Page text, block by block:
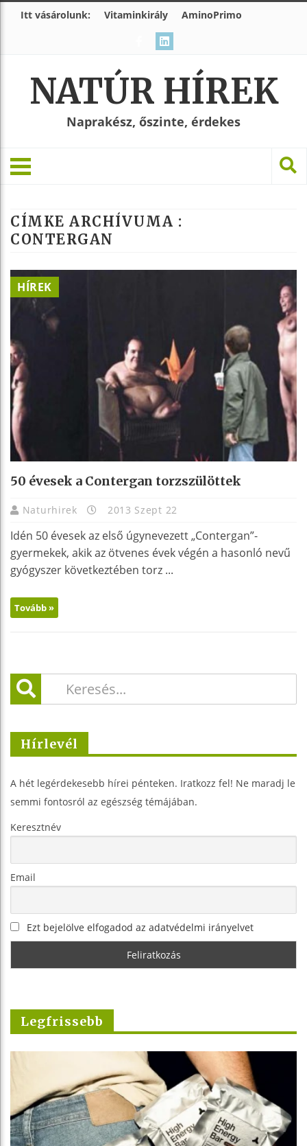
Itt vásárolunk: Vitaminkirály AminoPrimo
NATÚR HÍREK
Naprakész, őszinte, érdekes
CÍMKE ARCHÍVUMA :
CONTERGAN
HÍREK
50 évesek a Contergan torzszülöttek
Naturhirek 2013 Szept 22
Idén 50 évesek az első úgynevezett „Contergan”-
gyermekek, akik az ötvenes évek végén a hasonló nevű
gyógyszer következtében torz ...
Tovább »
Hírlevél
A hét legérdekesebb hírei pénteken. Iratkozz fel! Ne maradj le
semmi fontosról az egészség témájában.
Keresztnév
Email
Ezt bejelölve elfogadod az adatvédelmi irányelvet
Legfrissebb